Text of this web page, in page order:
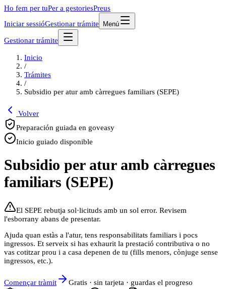
Ho fem per tuPer a gestoriesPreus
Iniciar sessióGestionar trámite Menú
Gestionar trámite
Inicio
/
Trámites
/
Subsidio per atur amb càrregues familiars (SEPE)
Volver
Preparación guiada en goveasy
Inicio guiado disponible
Subsidio per atur amb càrregues
familiars (SEPE)
El SEPE rebutja sol·licituds amb un sol error. Revisem
l'esborrany abans de presentar.
Ajuda quan estàs a l'atur, tens responsabilitats familiars i pocs
ingressos. Et serveix si has exhaurit la prestació contributiva o no
vas cotitzar prou i a casa depenen de tu (fills menors, cònjuge sense
ingressos, etc.).
Començar tràmit
Gratis · sin tarjeta · guardas el progreso